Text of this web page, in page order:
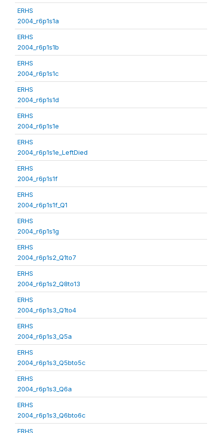
ERHS
2004_r6p1s1a
ERHS
2004_r6p1s1b
ERHS
2004_r6p1s1c
ERHS
2004_r6p1s1d
ERHS
2004_r6p1s1e
ERHS
2004_r6p1s1e_LeftDied
ERHS
2004_r6p1s1f
ERHS
2004_r6p1s1f_Q1
ERHS
2004_r6p1s1g
ERHS
2004_r6p1s2_Q1to7
ERHS
2004_r6p1s2_Q8to13
ERHS
2004_r6p1s3_Q1to4
ERHS
2004_r6p1s3_Q5a
ERHS
2004_r6p1s3_Q5bto5c
ERHS
2004_r6p1s3_Q6a
ERHS
2004_r6p1s3_Q6bto6c
ERHS